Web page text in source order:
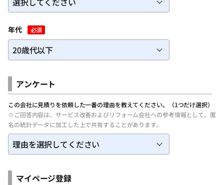
年代 必須
アンケート
この会社に見積りを依頼した一番の理由を教えてください。（1つだけ選択）
※ご回答内容は、サービス改善およびリフォーム会社への参考情報として、匿
名の統計データに加工した上で共有することがあります。
マイページ登録